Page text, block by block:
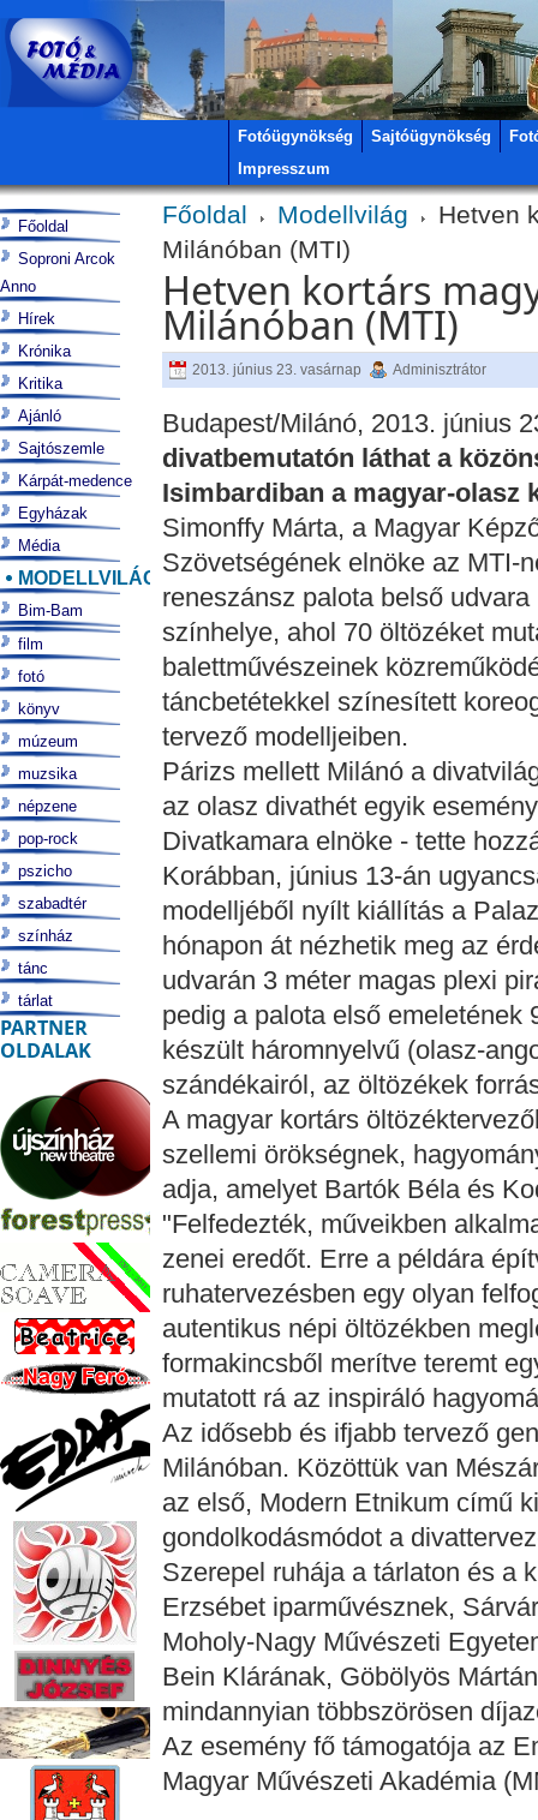
Fotóügynökség Sajtóügynökség
Impresszum
Főoldal Modellvilág
Hetven
Milánóban (MTI)
Hetven kortárs
Milánóban (MTI)
2013. június 23. vasárnap Adminisztrátor
Budapest/Milánó, 2013. június
divatbemutatón láthat a
Isimbardiban a magyar-olasz
Simonffy Márta, a Magyar
Szövetségének elnöke az MTI-
reneszánsz palota belső
színhelye, ahol 70 öltözéket
balettművészeinek
táncbetétekkel színesített
tervező modelljeiben.
Párizs mellett Milánó a
az olasz divathét egyik
Divatkamara elnöke - tette
Korábban, június 13-án
modelljéből nyílt kiállítás a
hónapon át nézhetik meg az
udvarán 3 méter magas plexi
pedig a palota első emeletének
készült háromnyelvű (olasz-
szándékairól, az öltözékek
A magyar kortárs
szellemi örökségnek,
adja, amelyet Bartók Béla és
"Felfedezték, műveikben
zenei eredőt. Erre a példára
ruhatervezésben egy olyan
autentikus népi öltözékben
formakincsből merítve teremt
mutatott rá az inspiráló
Az idősebb és ifjabb tervező
Milánóban. Közöttük van
az első, Modern Etnikum című
gondolkodásmódot a
Szerepel ruhája a tárlaton és a
Erzsébet iparművésznek,
Moholy-Nagy Művészeti
Bein Klárának, Göbölyös
mindannyian többszörösen
Az esemény fő támogatója az
Magyar Művészeti Akadémia
Főoldal
Soproni Arcok
Anno
Hírek
Krónika
Kritika
Ajánló
Sajtószemle
Kárpát-medence
Egyházak
Média
MODELLVILÁG
Bim-Bam
film
fotó
könyv
múzeum
muzsika
népzene
pop-rock
pszicho
szabadtér
színház
tánc
tárlat
PARTNER
OLDALAK